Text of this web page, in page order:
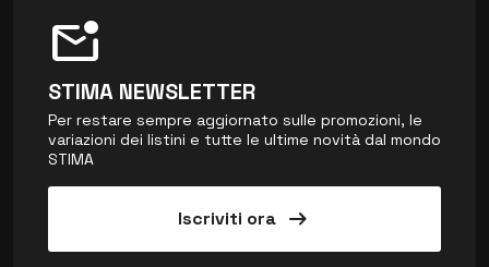
mark_email_unread
STIMA NEWSLETTER
Per restare sempre aggiornato sulle promozioni, le
variazioni dei listini e tutte le ultime novità dal mondo
STIMA
Iscriviti ora arrow_right_alt